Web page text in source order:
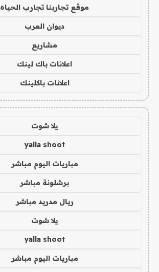
موقع تجاربنا تجارب الحياه
ديوان العرب
مشاريع
اعلانات باك لينك
اعلانات باكلينك
يلا شوت
yalla shoot
مباريات اليوم مباشر
برشلونة مباشر
ريال مدريد مباشر
يلا شوت
yalla shoot
مباريات اليوم مباشر